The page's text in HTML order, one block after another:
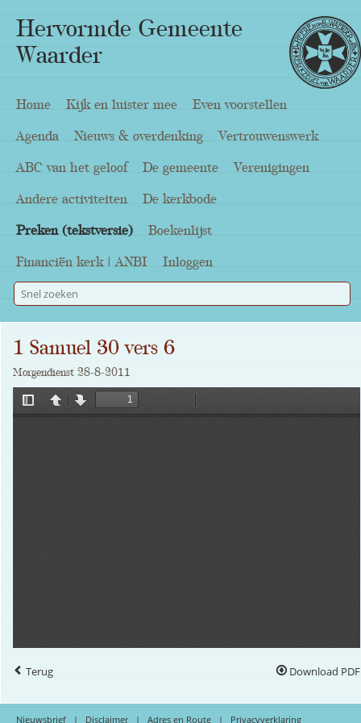
Hervormde Gemeente
Waarder
Home Kijk en luister mee Even voorstellen
Agenda Nieuws & overdenking Vertrouwenswerk
ABC van het geloof De gemeente Verenigingen
Andere activiteiten De kerkbode
Preken (tekstversie) Boekenlijst
Financiën kerk | ANBI Inloggen
1 Samuel 30 vers 6
Morgendienst 28-8-2011
Terug Download PDF
Nieuwsbrief | Disclaimer| Adres en Route | Privacyverklaring